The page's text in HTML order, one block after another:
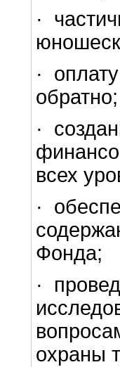
·
·
обратно;
·
всех
·
Фонда;
·
охраны